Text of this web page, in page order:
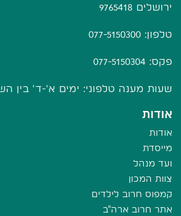
ירושלים 9765418
טלפון: 077-5150300
פקס: 077-5150304
שעות מענה טלפוני: ימים א'-ד' בין השעות
אודות
אודות
מייסדת
ועד מנהל
צוות המכון
קמפוס חרוב לילדים
אתר חרוב ארה"ב